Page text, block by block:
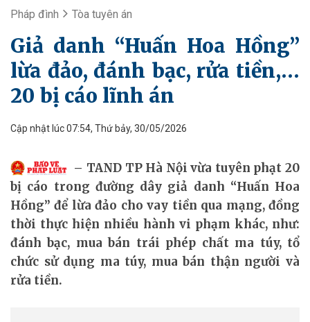
Pháp đình Tòa tuyên án
Giả danh “Huấn Hoa Hồng”
lừa đảo, đánh bạc, rửa tiền,…
20 bị cáo lĩnh án
Cập nhật lúc 07:54, Thứ bảy, 30/05/2026
TAND TP Hà Nội vừa tuyên phạt 20
bị cáo trong đường dây giả danh “Huấn Hoa
Hồng” để lừa đảo cho vay tiền qua mạng, đồng
thời thực hiện nhiều hành vi phạm khác, như:
đánh bạc, mua bán trái phép chất ma túy, tổ
chức sử dụng ma túy, mua bán thận người và
rửa tiền.